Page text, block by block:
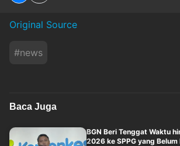
Original Source
#news
Baca Juga
BGN Beri Tenggat Waktu
2026 ke SPPG yang Belum